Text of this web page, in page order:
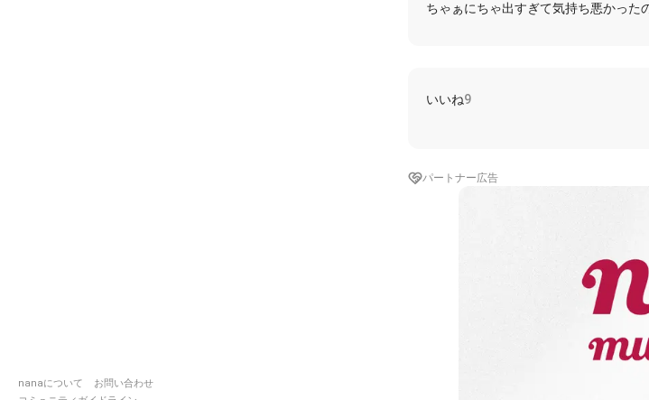
nanaについて
お問い合わせ
ちゃぁにちゃ出すぎて気持ち悪かった
空いた口が塞がらないから から
忘れていくことは虫が食べ始めた結果
想い出の中じゃいつも笑ってる顔なだけ
いいね9
パートナー広告